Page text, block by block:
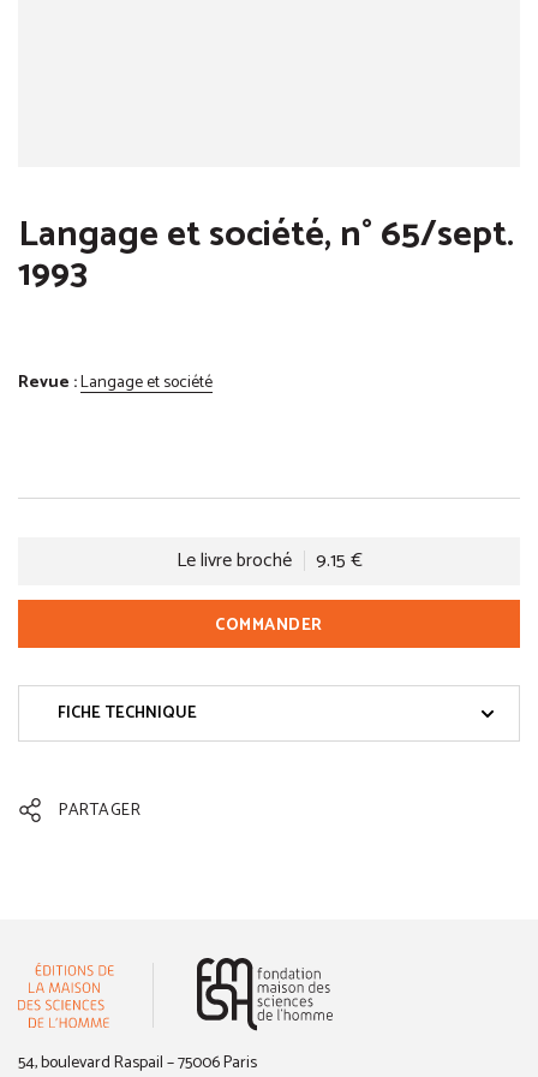
Langage et société, n° 65/sept.
1993
Revue :Langage et société
Le livre broché 9.15 €
COMMANDER
FICHE TECHNIQUE
PARTAGER
54, boulevard Raspail – 75006 Paris